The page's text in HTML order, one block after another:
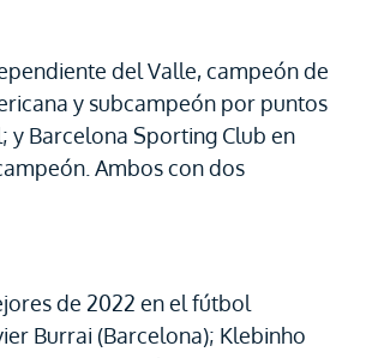
del Valle, campeón de
y subcampeón por puntos
y Barcelona Sporting Club en
Ambos con dos
de 2022 en el fútbol
Burrai (Barcelona); Klebinho